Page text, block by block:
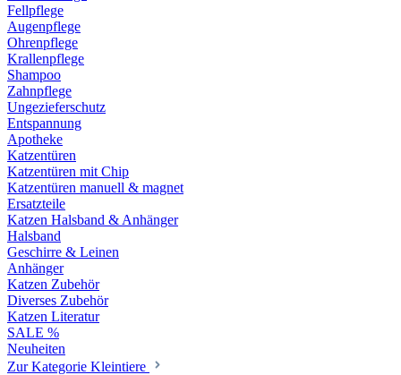
Fellpflege
Augenpflege
Ohrenpflege
Krallenpflege
Shampoo
Zahnpflege
Ungezieferschutz
Entspannung
Apotheke
Katzentüren
Katzentüren mit Chip
Katzentüren manuell & magnet
Ersatzteile
Katzen Halsband & Anhänger
Halsband
Geschirre & Leinen
Anhänger
Katzen Zubehör
Diverses Zubehör
Katzen Literatur
SALE %
Neuheiten
Zur Kategorie Kleintiere